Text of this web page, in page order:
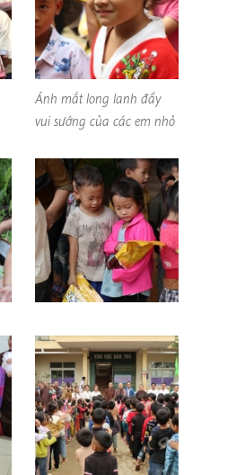
Ánh mắt long lanh đầy
vui sướng của các em nhỏ